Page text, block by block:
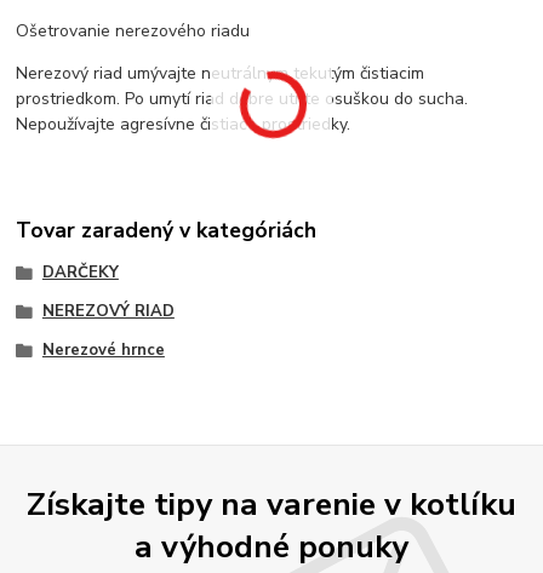
Ošetrovanie nerezového riadu
Nerezový riad umývajte neutrálnym tekutým čistiacim
prostriedkom. Po umytí riad dobre utrite osuškou do sucha.
Nepoužívajte agresívne čistiace prostriedky.
Tovar zaradený v kategóriách
DARČEKY
NEREZOVÝ RIAD
Nerezové hrnce
Získajte tipy na varenie v kotlíku
a výhodné ponuky